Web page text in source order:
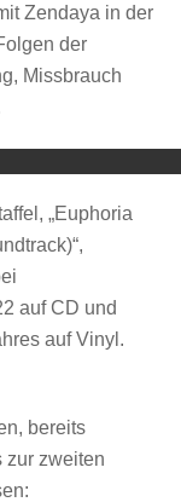
Zendaya in der
der
Missbrauch
„Euphoria
auf CD und
auf Vinyl.
bereits
zur zweiten